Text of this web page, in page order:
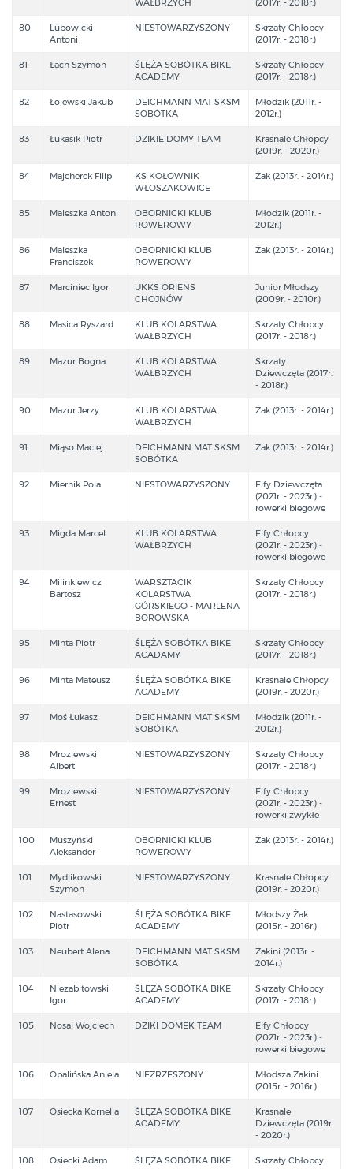
WAŁBRZYCH
(2017r. - 2018r.)
80
Lubowicki
Antoni
NIESTOWARZYSZONY
Skrzaty Chłopcy
(2017r. - 2018r.)
81 Łach Szymon
ŚLĘŻA SOBÓTKA BIKE
ACADEMY
Skrzaty Chłopcy
(2017r. - 2018r.)
82 Łojewski Jakub
DEICHMANN MAT SKSM
SOBÓTKA
Młodzik (2011r. -
2012r.)
83 Łukasik Piotr DZIKIE DOMY TEAM
Krasnale Chłopcy
(2019r. - 2020r.)
84 Majcherek Filip
KS KOŁOWNIK
WŁOSZAKOWICE
Żak (2013r. - 2014r.)
85 Maleszka Antoni
OBORNICKI KLUB
ROWEROWY
Młodzik (2011r. -
2012r.)
86
Maleszka
Franciszek
OBORNICKI KLUB
ROWEROWY
Żak (2013r. - 2014r.)
87 Marciniec Igor
UKKS ORIENS
CHOJNÓW
Junior Młodszy
(2009r. - 2010r.)
88 Masica Ryszard
KLUB KOLARSTWA
WAŁBRZYCH
Skrzaty Chłopcy
(2017r. - 2018r.)
89 Mazur Bogna
KLUB KOLARSTWA
WAŁBRZYCH
Skrzaty
Dziewczęta (2017r.
- 2018r.)
90 Mazur Jerzy
KLUB KOLARSTWA
WAŁBRZYCH
Żak (2013r. - 2014r.)
91 Miąso Maciej
DEICHMANN MAT SKSM
SOBÓTKA
Żak (2013r. - 2014r.)
92 Miernik Pola NIESTOWARZYSZONY
Elfy Dziewczęta
(2021r. - 2023r.) -
rowerki biegowe
93 Migda Marcel
KLUB KOLARSTWA
WAŁBRZYCH
Elfy Chłopcy
(2021r. - 2023r.) -
rowerki biegowe
94
Milinkiewicz
Bartosz
WARSZTACIK
KOLARSTWA
GÓRSKIEGO - MARLENA
BOROWSKA
Skrzaty Chłopcy
(2017r. - 2018r.)
95 Minta Piotr
ŚLĘŻA SOBÓTKA BIKE
ACADAMY
Skrzaty Chłopcy
(2017r. - 2018r.)
96 Minta Mateusz
ŚLĘŻA SOBÓTKA BIKE
ACADEMY
Krasnale Chłopcy
(2019r. - 2020r.)
97 Moś Łukasz
DEICHMANN MAT SKSM
SOBÓTKA
Młodzik (2011r. -
2012r.)
98
Mroziewski
Albert
NIESTOWARZYSZONY
Skrzaty Chłopcy
(2017r. - 2018r.)
99
Mroziewski
Ernest
NIESTOWARZYSZONY
Elfy Chłopcy
(2021r. - 2023r.) -
rowerki zwykłe
100
Muszyński
Aleksander
OBORNICKI KLUB
ROWEROWY
Żak (2013r. - 2014r.)
101
Mydlikowski
Szymon
NIESTOWARZYSZONY
Krasnale Chłopcy
(2019r. - 2020r.)
102
Nastasowski
Piotr
ŚLĘŻA SOBÓTKA BIKE
ACADEMY
Młodszy Żak
(2015r. - 2016r.)
103 Neubert Alena
DEICHMANN MAT SKSM
SOBÓTKA
Żakini (2013r. -
2014r.)
104
Niezabitowski
Igor
ŚLĘŻA SOBÓTKA BIKE
ACADEMY
Skrzaty Chłopcy
(2017r. - 2018r.)
105 Nosal Wojciech DZIKI DOMEK TEAM
Elfy Chłopcy
(2021r. - 2023r.) -
rowerki biegowe
106 Opalińska Aniela NIEZRZESZONY
Młodsza Żakini
(2015r. - 2016r.)
107 Osiecka Kornelia
ŚLĘŻA SOBÓTKA BIKE
ACADEMY
Krasnale
Dziewczęta (2019r.
- 2020r.)
108 Osiecki Adam
ŚLĘŻA SOBÓTKA BIKE
Skrzaty Chłopcy